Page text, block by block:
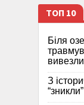
ТОП 10
Біля
З